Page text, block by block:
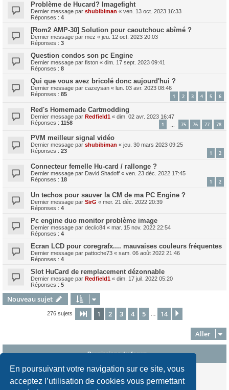
En poursuivant votre navigation sur ce site, vous
acceptez l’utilisation de cookies vous permettant
Problème de Hucard? Imagefight
Dernier message par shubibiman « ven. 13 oct. 2023 16:33
Réponses : 4
[Rom2 AMP-30] Solution pour caoutchouc abîmé ?
Dernier message par mez « jeu. 12 oct. 2023 20:03
Réponses : 3
Question condos son pc Engine
Dernier message par fiston « dim. 17 sept. 2023 09:41
Réponses : 8
Qui que vous avez bricolé donc aujourd'hui ?
Dernier message par cazeysan « lun. 03 avr. 2023 08:46
Réponses : 85 1 2 3 4 5 6
Red's Homemade Cartmodding
Dernier message par Redfield1 « dim. 02 avr. 2023 16:47
Réponses : 1158 1 75 76 77 78
PVM meilleur signal vidéo
Dernier message par shubibiman « jeu. 30 mars 2023 09:25
Réponses : 23 1 2
Connecteur femelle Hu-card / rallonge ?
Dernier message par David Shadoff « ven. 23 déc. 2022 17:45
Réponses : 18 1 2
Un techos pour sauver la CM de ma PC Engine ?
Dernier message par SirG « mer. 21 déc. 2022 20:39
Réponses : 4
Pc engine duo monitor problème image
Dernier message par declic84 « mar. 15 nov. 2022 22:54
Réponses : 4
Ecran LCD pour coregrafx.... mauvaises couleurs fréquentes
Dernier message par pattoche73 « sam. 06 août 2022 21:46
Réponses : 4
Slot HuCard de remplacement dézonnable
Dernier message par Redfield1 « dim. 17 juil. 2022 05:20
Réponses : 5
Nouveau sujet
276 sujets Page 1sur14
1 2 3 4 5 14
Aller
Permissions du forum
Vous ne pouvez pas publier de nouveaux sujets dans ce forum
Vousne pouvez pasrépondre aux sujets dans ce forum
Vousne pouvez pasmodifier vos messages dans ce forum